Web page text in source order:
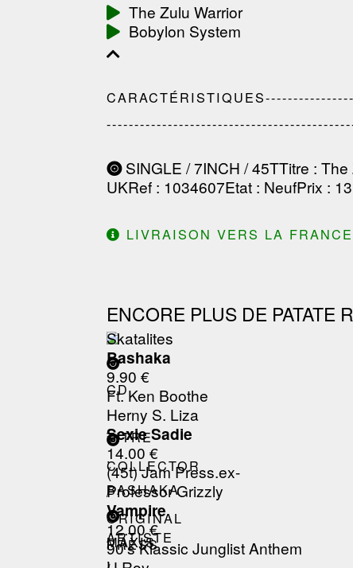
The Zulu Warrior
Bobylon System
SINGLE / 7INCH / 45TTitre : The
UKRef : 1034607Etat : NeufPrix :
LIVRAISON VERS LA
ENCORE PLUS DE PATATE
CD
TITRE
:
BASHAKA
ARTISTE
:
Skatalites
Bashaka
9.90 €
Ft. Ken Boothe
COLLECTOR
/
ORIGINAL
PRESS
Herny S. Liza
Sexie Sadie
14.00 €
(45t) Jam Press.ex-
MAXIS
Professor Grizzly
Vampire
12.00 €
90's Klassic Junglist Anthem